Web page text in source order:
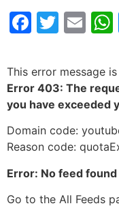
This error message
Error 403: The
you have exceeded
Domain code:
Reason code:
Error: No feed found
Go to the All Feeds